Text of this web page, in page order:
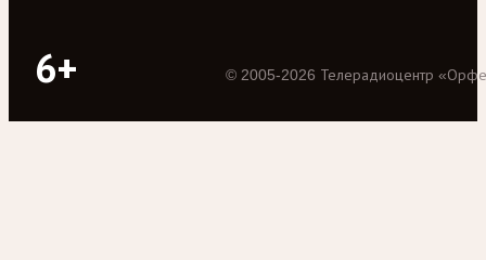
6+ © 2005-2026 Телерадиоцентр